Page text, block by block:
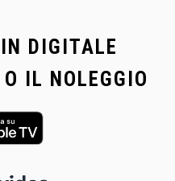
DIGITALE
IL NOLEGGIO